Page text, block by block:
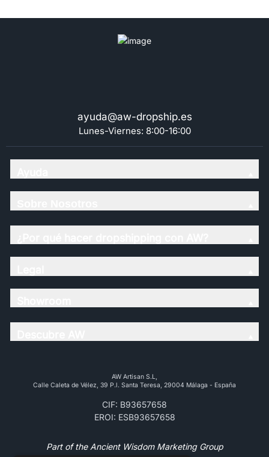
ayuda@aw-dropship.es
Lunes-Viernes: 8:00-16:00
AW Artisan S.L,
Calle Caleta de Vélez, 39 P.l. Santa Teresa, 29004 Málaga - España
CIF: B93657658
EROI: ESB93657658
Part of the Ancient Wisdom Marketing Group